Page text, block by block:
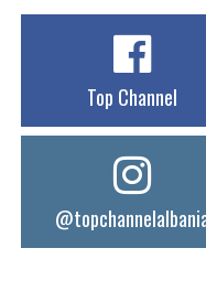
Top Channel